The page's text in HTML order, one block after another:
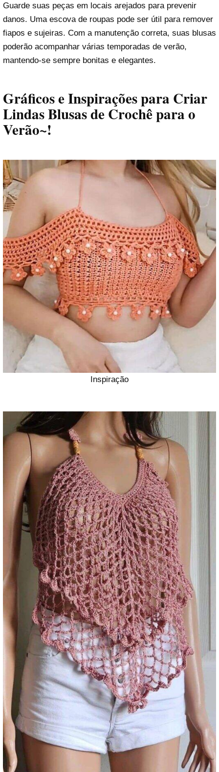
Guarde suas peças em locais arejados para prevenir
danos. Uma escova de roupas pode ser útil para remover
fiapos e sujeiras. Com a manutenção correta, suas blusas
poderão acompanhar várias temporadas de verão,
mantendo-se sempre bonitas e elegantes.
Gráficos e Inspirações para Criar
Lindas Blusas de Crochê para o
Verão~!
Inspiração